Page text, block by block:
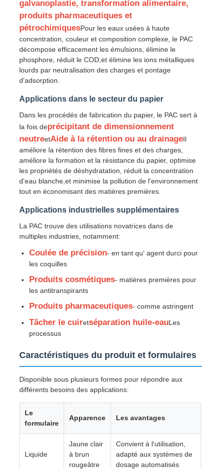
Chlorure
Additifs de pétrole
Produits chimiques des procédés minéraux
Additifs alimentaires
Produits chimiques métallurgiques
Matière première électronique
Utilisation quotidienne
galvanoplastie, transformation alimentaire,
produits pharmaceutiques et
pétrochimiquesPour les eaux usées à haute
concentration, couleur et composition complexe, le PAC
décompose efficacement les émulsions, élimine le
phosphore, réduit le COD,et élimine les ions métalliques
lourds par neutralisation des charges et pontage
d'adsorption.
Applications dans le secteur du papier
Dans les procédés de fabrication du papier, le PAC sert à
la fois deprécipitant de dimensionnement
neutreetAide à la rétention ou au drainageIl
améliore la rétention des fibres fines et des charges,
améliore la formation et la résistance du papier, optimise
les propriétés de déshydratation, réduit la concentration
d'eau blanche,et minimise la pollution de l'environnement
tout en économisant des matières premières.
Applications industrielles supplémentaires
La PAC trouve des utilisations novatrices dans de
multiples industries, notamment:
Coulée de précision- en tant qu' agent durci pour
les coquilles
Produits cosmétiques- matières premières pour
les antitranspirants
Produits pharmaceutiques- comme astringent
Tâcher le cuiretséparation huile-eauLes
processus
Caractéristiques du produit et formulaires
Disponible sous plusieurs formes pour répondre aux
différents besoins des applications:
Le
formulaire
Apparence Les avantages
Liquide
Jaune clair
à brun
rougeâtre
Convient à l'utilisation,
adapté aux systèmes de
dosage automatisés